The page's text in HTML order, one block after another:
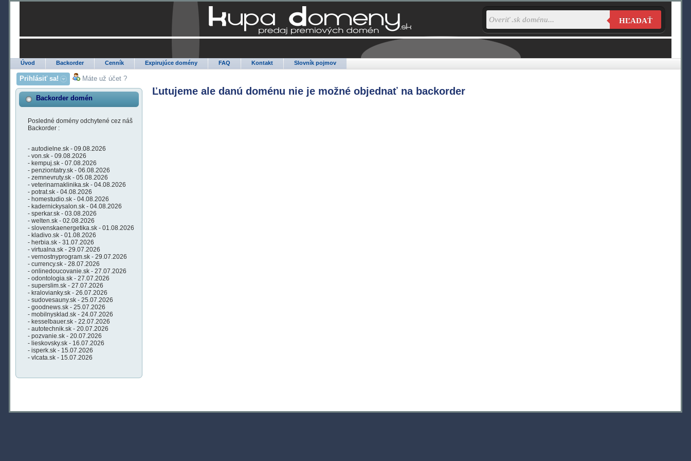
Úvod Backorder Cenník Expirujúce domény FAQ Kontakt Slovník pojmov
HĽADAŤ
Prihlásiť sa! Máte už účet ?
Backorder domén
Posledné domény odchytené cez náš
Backorder :
- autodielne.sk - 09.08.2026
- von.sk - 09.08.2026
- kempuj.sk - 07.08.2026
- penziontatry.sk - 06.08.2026
- zemnevruty.sk - 05.08.2026
- veterinarnaklinika.sk - 04.08.2026
- potrat.sk - 04.08.2026
- homestudio.sk - 04.08.2026
- kadernickysalon.sk - 04.08.2026
- sperkar.sk - 03.08.2026
- welten.sk - 02.08.2026
- slovenskaenergetika.sk - 01.08.2026
- kladivo.sk - 01.08.2026
- herbia.sk - 31.07.2026
- virtualna.sk - 29.07.2026
- vernostnyprogram.sk - 29.07.2026
- currency.sk - 28.07.2026
- onlinedoucovanie.sk - 27.07.2026
- odontologia.sk - 27.07.2026
- superslim.sk - 27.07.2026
- kralovianky.sk - 26.07.2026
- sudovesauny.sk - 25.07.2026
- goodnews.sk - 25.07.2026
- mobilnysklad.sk - 24.07.2026
- kesselbauer.sk - 22.07.2026
- autotechnik.sk - 20.07.2026
- pozvanie.sk - 20.07.2026
- lieskovsky.sk - 16.07.2026
- isperk.sk - 15.07.2026
- vlcata.sk - 15.07.2026
Ľutujeme ale danú doménu nie je možné objednať na backorder